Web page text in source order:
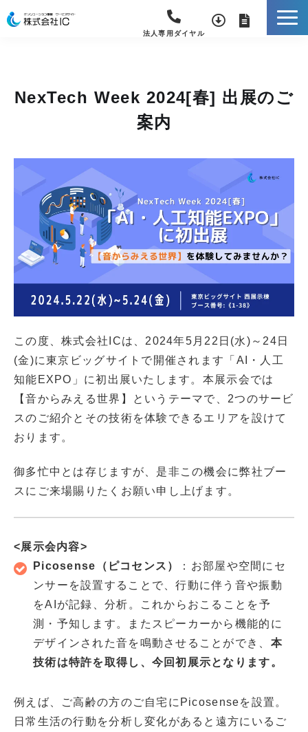
法人専用ダイヤル
NexTech Week 2024[春] 出展のご
案内
この度、株式会社ICは、2024年5月22日(水)～24日
(金)に東京ビッグサイトで開催されます「AI・人工
知能EXPO」に初出展いたします。本展示会では
【音からみえる世界】というテーマで、2つのサービ
スのご紹介とその技術を体験できるエリアを設けて
おります。
御多忙中とは存じますが、是非この機会に弊社ブー
スにご来場賜りたくお願い申し上げます。
<展示会内容>
Picosense（ピコセンス）
：お部屋や空間にセ
ンサーを設置することで、行動に伴う音や振動
をAIが記録、分析。これからおこることを予
測・予知します。またスピーカーから機能的に
デザインされた音を鳴動させることができ、 本
技術は特許を取得し、今回初展示となります。
例えば、ご高齢の方のご自宅にPicosenseを設置。
日常生活の行動を分析し変化があると遠方にいるご